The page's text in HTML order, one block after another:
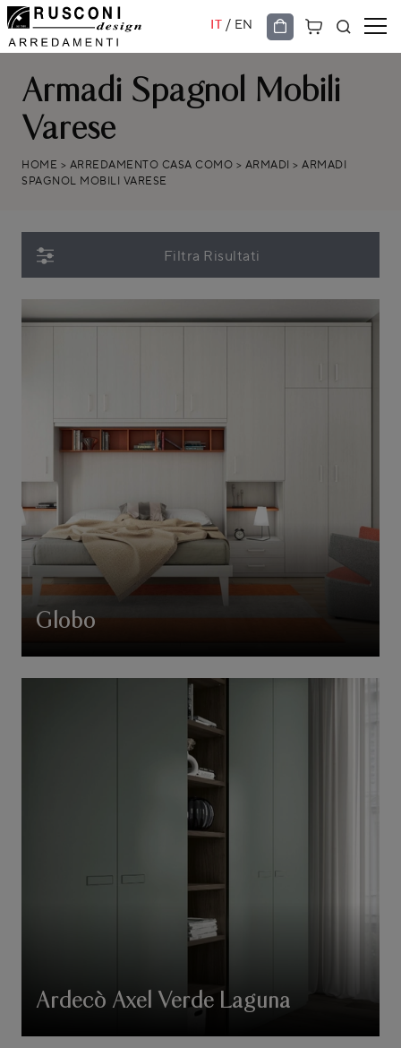
IT / EN
Armadi Spagnol Mobili
Varese
HOME > ARREDAMENTO CASA COMO > ARMADI > ARMADI
SPAGNOL MOBILI VARESE
Filtra Risultati
Globo
Ardecò Axel Verde Laguna